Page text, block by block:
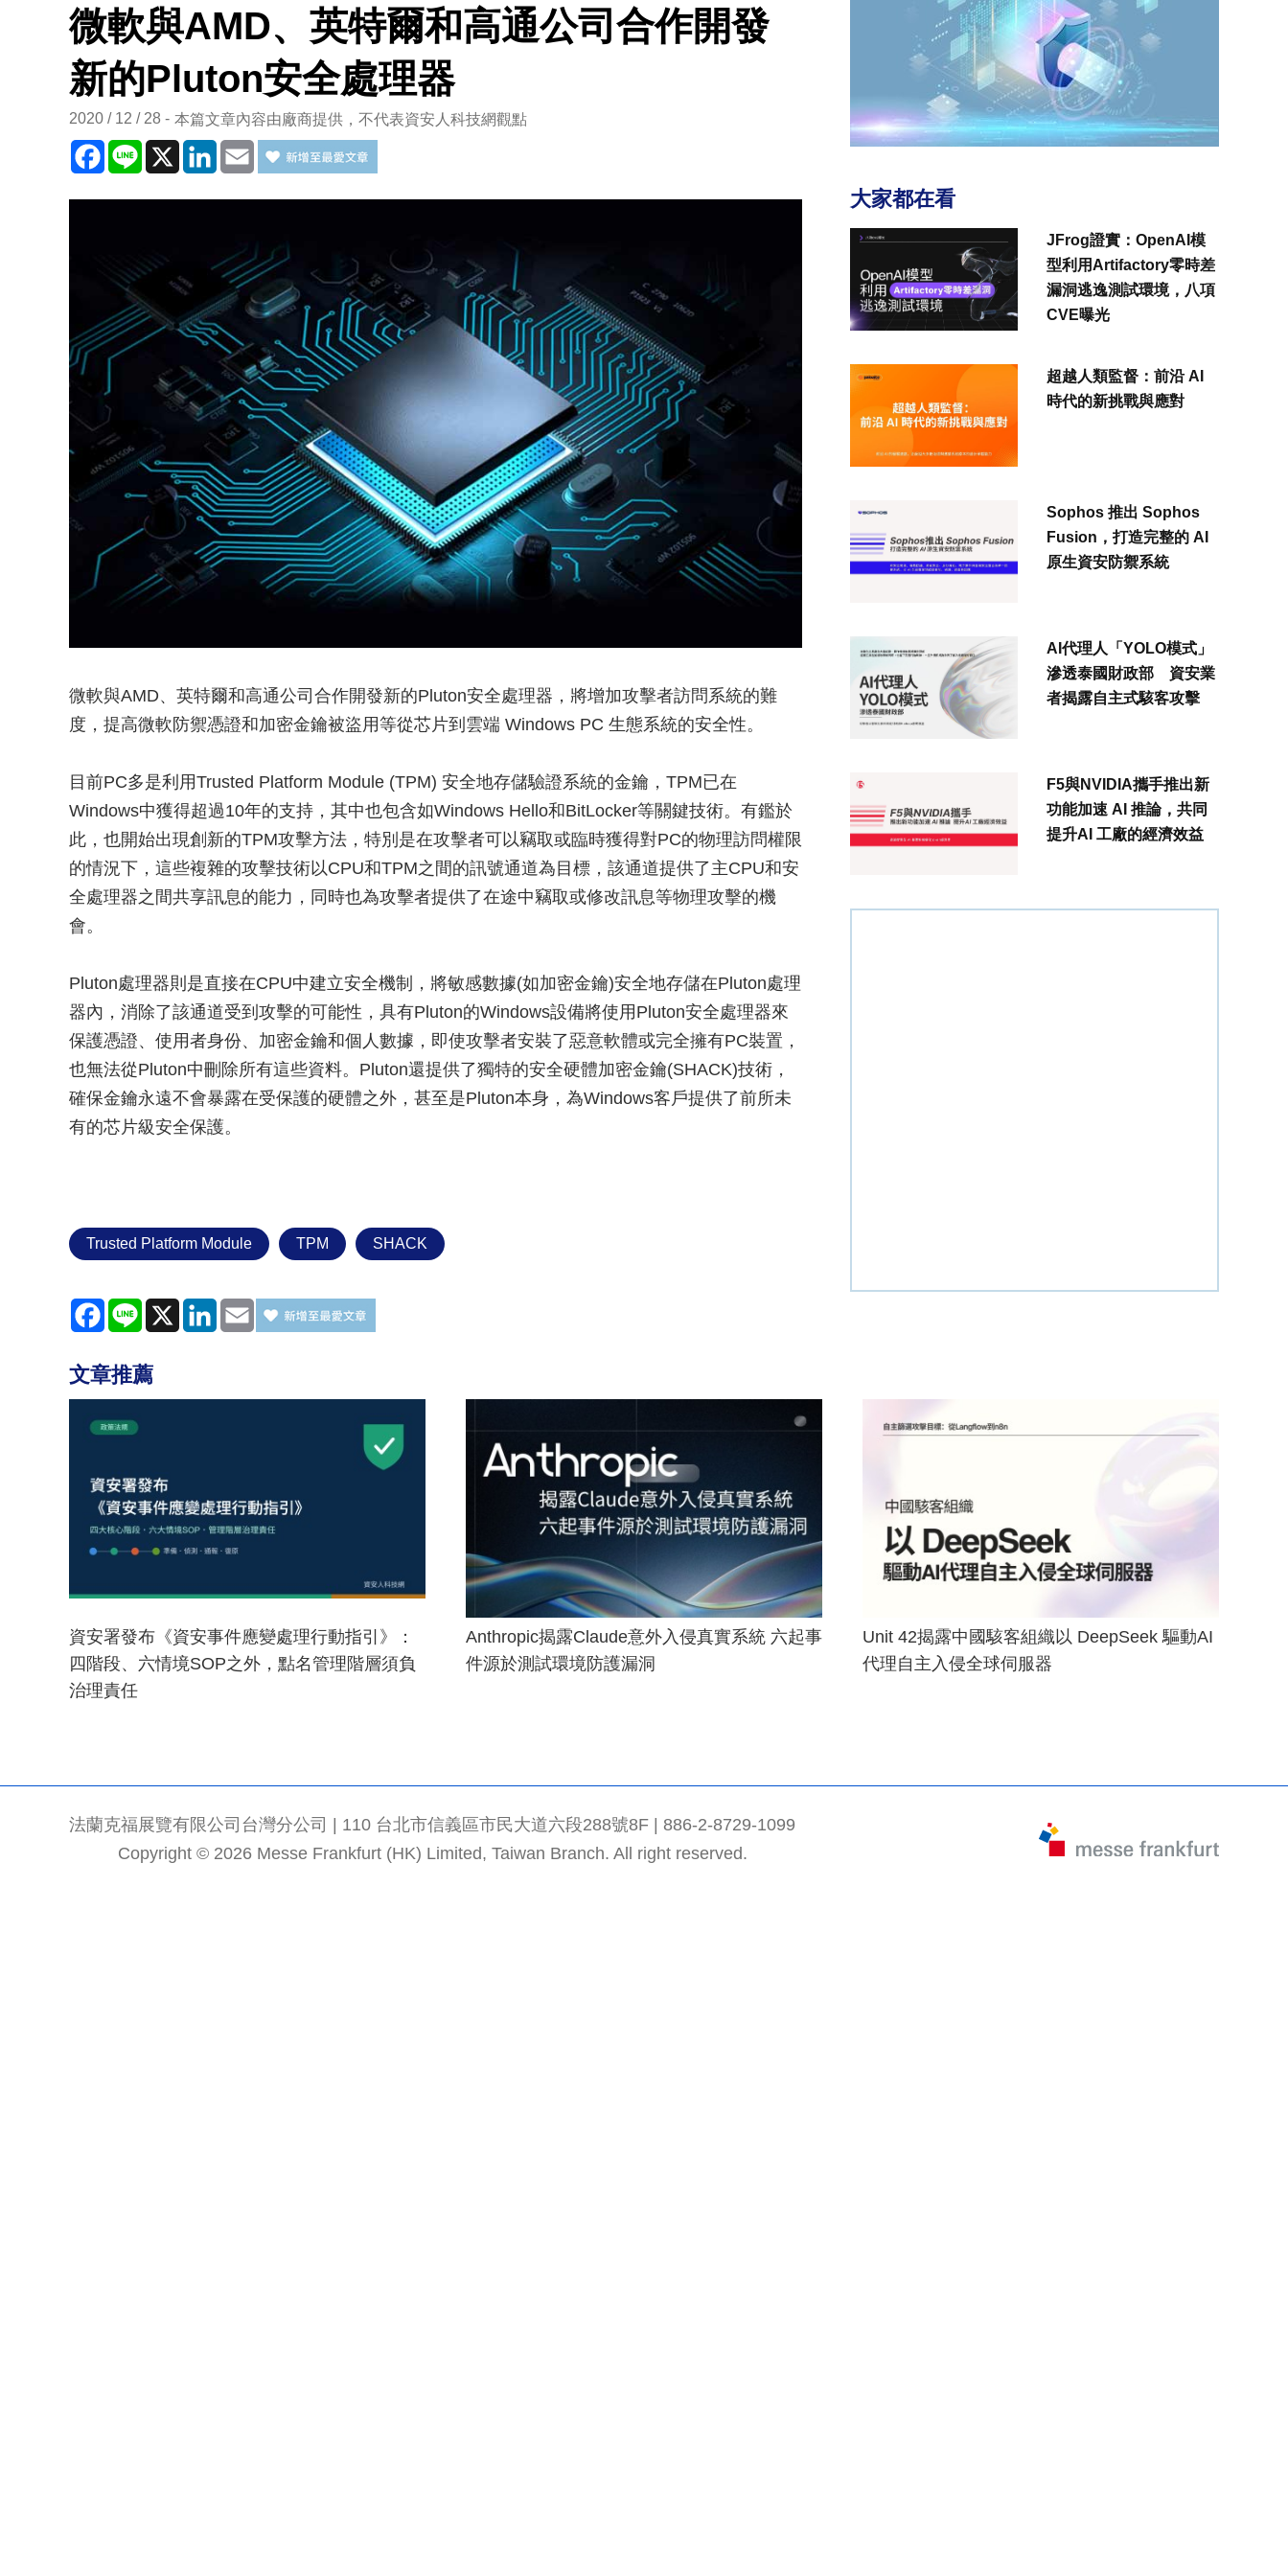
微軟與AMD、英特爾和高通公司合作開發
新的Pluton安全處理器
2020 / 12 / 28 本篇文章內容由廠商提供，不代表資安人科技網觀點
Facebook
Line X LinkedInEmail
微軟與AMD、英特爾和高通公司合作開發新的Pluton安全處理器，將增加攻擊者訪問系統的難
度，提高微軟防禦憑證和加密金鑰被盜用等從芯片到雲端 Windows PC 生態系統的安全性。
目前PC多是利用Trusted Platform Module (TPM) 安全地存儲驗證系統的金鑰，TPM已在
Windows中獲得超過10年的支持，其中也包含如Windows Hello和BitLocker等關鍵技術。有鑑於
此，也開始出現創新的TPM攻擊方法，特別是在攻擊者可以竊取或臨時獲得對PC的物理訪問權限
的情況下，這些複雜的攻擊技術以CPU和TPM之間的訊號通道為目標，該通道提供了主CPU和安
全處理器之間共享訊息的能力，同時也為攻擊者提供了在途中竊取或修改訊息等物理攻擊的機
會。
Pluton處理器則是直接在CPU中建立安全機制，將敏感數據(如加密金鑰)安全地存儲在Pluton處理
器內，消除了該通道受到攻擊的可能性，具有Pluton的Windows設備將使用Pluton安全處理器來
保護憑證、使用者身份、加密金鑰和個人數據，即使攻擊者安裝了惡意軟體或完全擁有PC裝置，
也無法從Pluton中刪除所有這些資料。Pluton還提供了獨特的安全硬體加密金鑰(SHACK)技術，
確保金鑰永遠不會暴露在受保護的硬體之外，甚至是Pluton本身，為Windows客戶提供了前所未
有的芯片級安全保護。
Trusted Platform Module TPM SHACK
Facebook
Line X LinkedInEmail
大家都在看
JFrog證實：OpenAI模
型利用Artifactory零時差
漏洞逃逸測試環境，八項
CVE曝光
超越人類監督：前沿 AI
時代的新挑戰與應對
Sophos 推出 Sophos
Fusion，打造完整的 AI
原生資安防禦系統
AI代理人「YOLO模式」
滲透泰國財政部 資安業
者揭露自主式駭客攻擊
F5與NVIDIA攜手推出新
功能加速 AI 推論，共同
提升AI 工廠的經濟效益
文章推薦
資安署發布《資安事件應變處理行動指引》：
四階段、六情境SOP之外，點名管理階層須負
治理責任
Anthropic揭露Claude意外入侵真實系統 六起事
件源於測試環境防護漏洞
Unit 42揭露中國駭客組織以 DeepSeek 驅動AI
代理自主入侵全球伺服器
法蘭克福展覽有限公司台灣分公司 | 110 台北市信義區市民大道六段288號8F | 886-2-8729-1099
Copyright © 2026 Messe Frankfurt (HK) Limited, Taiwan Branch. All right reserved.